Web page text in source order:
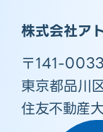
株式会社ア
〒141-0033
東京都品川
住友不動産